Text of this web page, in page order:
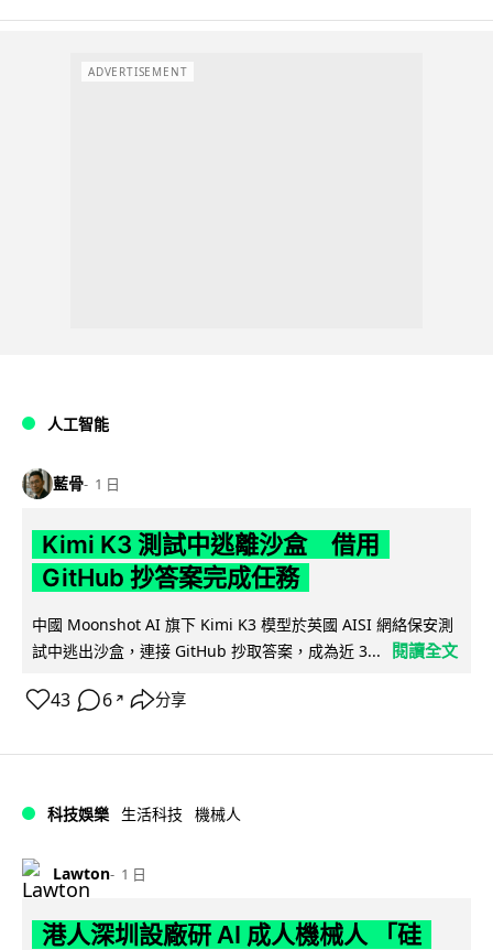
ADVERTISEMENT
人工智能
藍骨 1 日
Kimi K3 測試中逃離沙盒 借用
GitHub 抄答案完成任務
中國 Moonshot AI 旗下 Kimi K3 模型於英國 AISI 網絡保安測
試中逃出沙盒，連接 GitHub 抄取答案，成為近 3...
閱讀全文
43 6 ↗ 分享
科技娛樂 生活科技 機械人
Lawton 1 日
港人深圳設廠研 AI 成人機械人 「硅